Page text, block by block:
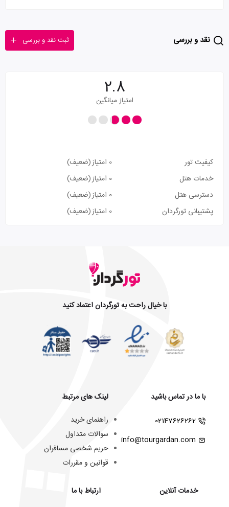
نقد و بررسی ثبت نقد و بررسی
2.8
امتیاز میانگین
کیفیت تور 0 امتیاز
(ضعیف)
خدمات هتل
0 امتیاز
(ضعیف)
دسترسی هتل
0 امتیاز
(ضعیف)
پشتیبانی تورگردان
0 امتیاز (ضعیف)
با خیال راحت به تورگردان اعتماد کنید
با ما در تماس باشید
02147626262
info@tourgardan.com
خدمات آنلاین
لینک های مرتبط
راهنمای خرید
سوالات متداول
حریم شخصی مسافران
قوانین و مقررات
ارتباط با ما